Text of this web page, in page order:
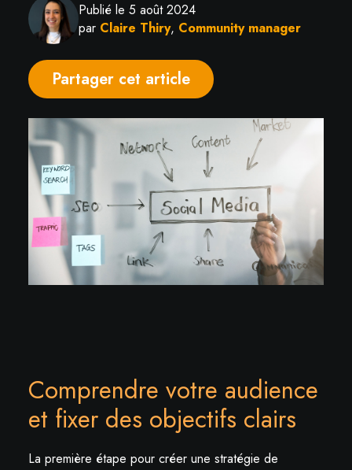
Publié le 5 août 2024
par Claire Thiry, Community manager
Partager cet article
Comprendre votre audience
et fixer des objectifs clairs
La première étape pour créer une stratégie de